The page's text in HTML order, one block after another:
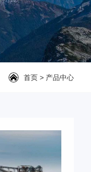
首页 > 产品中心